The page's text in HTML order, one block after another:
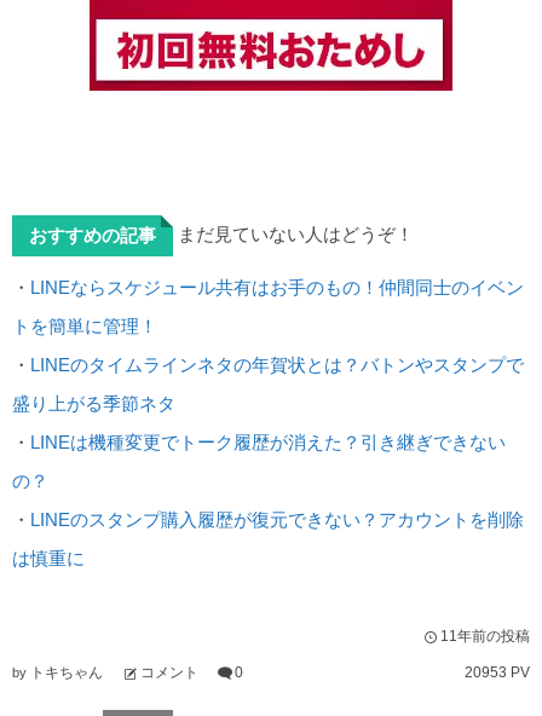
おすすめの記事 まだ見ていない人はどうぞ！
・ LINEならスケジュール共有はお手のもの！仲間同士のイベン
トを簡単に管理！
・ LINEのタイムラインネタの年賀状とは？バトンやスタンプで
盛り上がる季節ネタ
・ LINEは機種変更でトーク履歴が消えた？引き継ぎできない
の？
・ LINEのスタンプ購入履歴が復元できない？アカウントを削除
は慎重に
11年前の投稿
by トキちゃん コメント 0 20953 PV